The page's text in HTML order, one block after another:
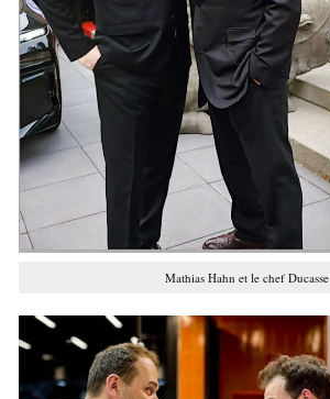
Mathias Hahn et le chef Ducasse